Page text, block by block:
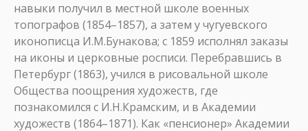
навыки получил в местной школе военных
топографов (1854–1857), а затем у чугуевского
иконописца И.М.Бунакова; с 1859 исполнял заказы
на иконы и церковные росписи. Перебравшись в
Петербург (1863), учился в рисовальной школе
Общества поощрения художеств, где
познакомился с И.Н.Крамским, и в Академии
художеств (1864–1871). Как «пенсионер» Академии